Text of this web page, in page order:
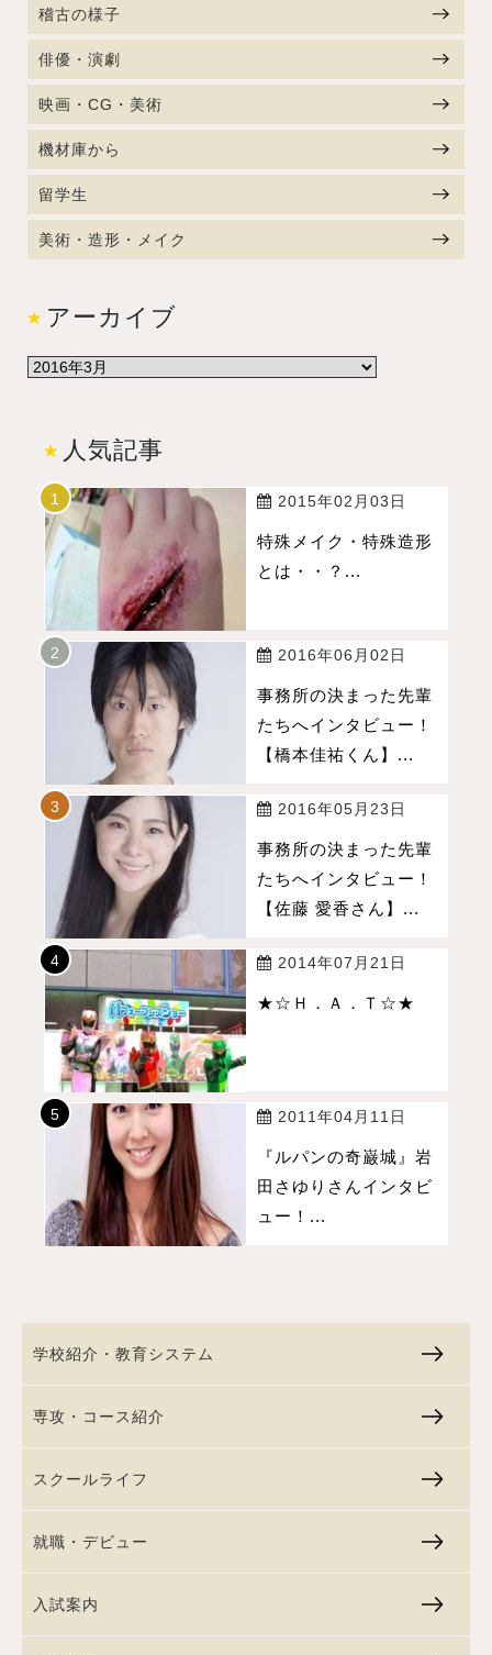
稽古の様子
俳優・演劇
映画・CG・美術
機材庫から
留学生
美術・造形・メイク
アーカイブ
人気記事
2015年02月03日
特殊メイク・特殊造形
とは・・？...
2016年06月02日
事務所の決まった先輩
たちへインタビュー！
【橋本佳祐くん】...
2016年05月23日
事務所の決まった先輩
たちへインタビュー！
【佐藤 愛香さん】...
2014年07月21日
★☆Ｈ．Ａ．Ｔ☆★
2011年04月11日
『ルパンの奇巌城』岩
田さゆりさんインタビ
ュー！...
学校紹介・教育システム
専攻・コース紹介
スクールライフ
就職・デビュー
入試案内